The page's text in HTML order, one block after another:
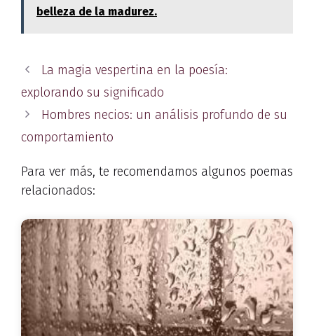
belleza de la madurez.
La magia vespertina en la poesía:
explorando su significado
Hombres necios: un análisis profundo de su
comportamiento
Para ver más, te recomendamos algunos poemas
relacionados: